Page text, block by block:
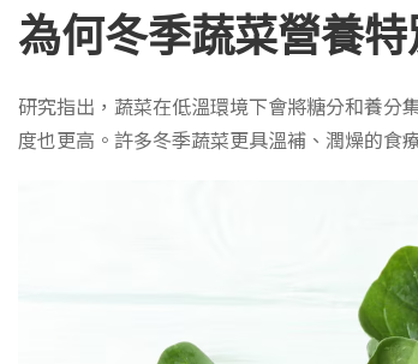
為何冬季蔬菜營養特
研究指出，蔬菜在低溫環境下會將糖分和養分
度也更高。許多冬季蔬菜更具溫補、潤燥的食